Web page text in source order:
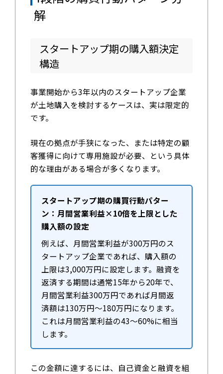
解
スタートアップ期の購入額決定
構造
事業開始から3年以内のスタートアップ企業
が土地購入を検討するケースは、実は限定的
です。
現在の拠点が手狭になった、または特定の顧
客獲得に向けて専用施設が必要、という具体
的な理由がある場合が多くなります。
スタートアップ期の購買行動パター
ン：月間営業利益×10倍を上限とした
購入額の設定
例えば、月間営業利益が300万円のス
タートアップ企業であれば、購入額の
上限は3,000万円に設定します。融資を
返済する期間は通常15年から20年で、
月間営業利益300万円であれば月間返
済額は130万円～180万円になります。
これは月間営業利益の43～60%に相当
します。
この金額に達するには、自己資金と融資を組